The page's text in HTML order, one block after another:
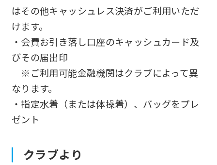
はその他キャッシュレス決済がご利用いただ
けます。
・会費お引き落し口座のキャッシュカード及
びその届出印
※ご利用可能金融機関はクラブによって異
なります。
・指定水着（または体操着）、バッグをプレ
ゼント
クラブより